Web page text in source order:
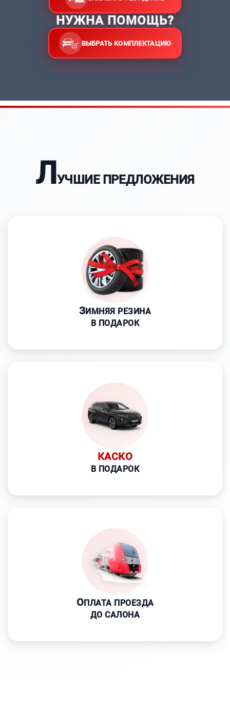
НУЖНА ПОМОЩЬ?
ВЫБРАТЬ КОМПЛЕКТАЦИЮ
ЛУЧШИЕ ПРЕДЛОЖЕНИЯ
ЗИМНЯЯ РЕЗИНА
В ПОДАРОК
КАСКО
В ПОДАРОК
ОПЛАТА ПРОЕЗДА
ДО САЛОНА